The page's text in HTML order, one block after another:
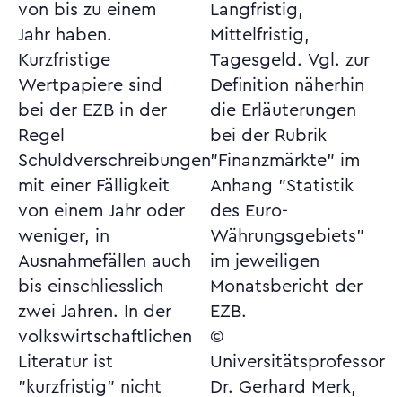
von bis zu einem
Jahr haben.
Kurzfristige
Wertpapiere sind
bei der EZB in der
Regel
Schuldverschreibungen
mit einer Fälligkeit
von einem Jahr oder
weniger, in
Ausnahmefällen auch
bis einschliesslich
zwei Jahren. In der
volkswirtschaftlichen
Literatur ist
"kurzfristig" nicht
Langfristig,
Mittelfristig,
Tagesgeld. Vgl. zur
Definition näherhin
die Erläuterungen
bei der Rubrik
"Finanzmärkte" im
Anhang "Statistik
des Euro-
Währungsgebiets"
im jeweiligen
Monatsbericht der
EZB.
©
Universitätsprofessor
Dr. Gerhard Merk,